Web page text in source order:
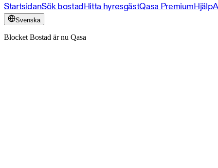
StartsidanSök bostadHitta hyresgästQasa PremiumHjälp
Svenska
Blocket Bostad är nu Qasa